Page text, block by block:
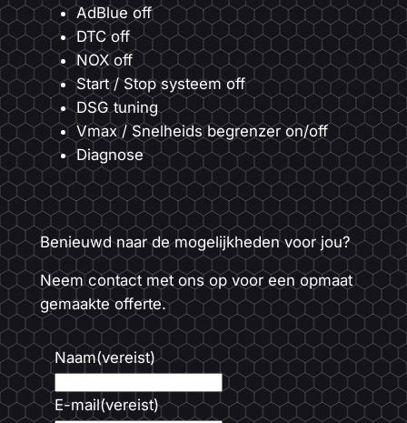
AdBlue off
DTC off
NOX off
Start / Stop systeem off
DSG tuning
Vmax / Snelheids begrenzer on/off
Diagnose
Benieuwd naar de mogelijkheden voor jou?
Neem contact met ons op voor een opmaat
gemaakte offerte.
Naam(vereist)
E-mail(vereist)